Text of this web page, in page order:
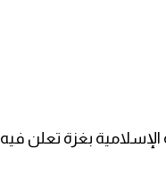
بغزة تعلن فيه